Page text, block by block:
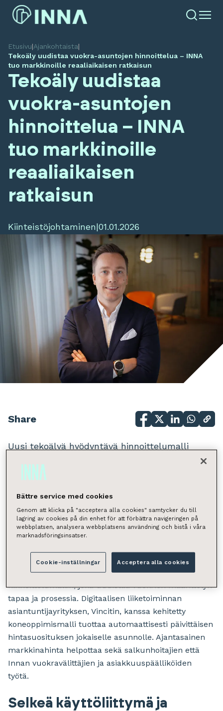
Etusivu|Ajankohtaista|
Tekoäly uudistaa vuokra-asuntojen hinnoittelua – INNA
tuo markkinoille reaaliaikaisen ratkaisun
Tekoäly uudistaa
vuokra-asuntojen
hinnoittelua – INNA
tuo markkinoille
reaaliaikaisen
ratkaisun
Kiinteistöjohtaminen|01.01.2026
Share
Uusi tekoälyä hyödyntävä hinnoittelumalli
laskee jokaiselle asunnolle markkinakohtaisen
hinnan joka yö. Ratkaisu tukee välittäjien ja
ajantasaiset ehdotukset asuntojen
vuokrahintoihin, mikä mahdollistaa nopeammat
reagoinnit markkinamuutoksiin. Työkalu
lanseerataan joulukuussa 2025.
INNA tuo markkinoille reaaliaikaisen
hinnoittelumallin, joka uudistaa vuokrien määrittelyn
tapaa ja prosessia. Digitaalisen liiketoiminnan
asiantuntijayrityksen, Vincitin, kanssa kehitetty
koneoppimismalli tuottaa automaattisesti päivittäisen
hintasuosituksen jokaiselle asunnolle. Ajantasainen
markkinahinta helpottaa sekä salkunhoitajien että
Innan vuokravälittäjien ja asiakkuuspäälliköiden
työtä.
Selkeä käyttöliittymä ja
Bättre service med cookies
Genom att klicka på "acceptera alla cookies" samtycker du till
lagring av cookies på din enhet för att förbättra navigeringen på
webbplatsen, analysera webbplatsens användning och bistå i våra
marknadsföringsinsatser.
Cookie-inställningar Acceptera alla cookies